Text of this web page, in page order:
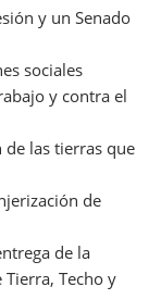
y un Senado
sociales
y contra el
de las tierras que
de
de la
Techo y